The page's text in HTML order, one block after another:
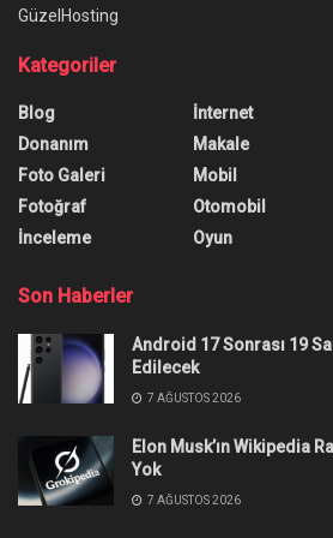
GüzelHosting
Kategoriler
Blog
Donanım
Foto Galeri
Fotoğraf
İnceleme
İnternet
Makale
Mobil
Otomobil
Oyun
Son Haberler
Android 17 Sonrası 19
Edilecek
7 AĞUSTOS 2026
Elon Musk’ın Wikipedia
Yok
7 AĞUSTOS 2026